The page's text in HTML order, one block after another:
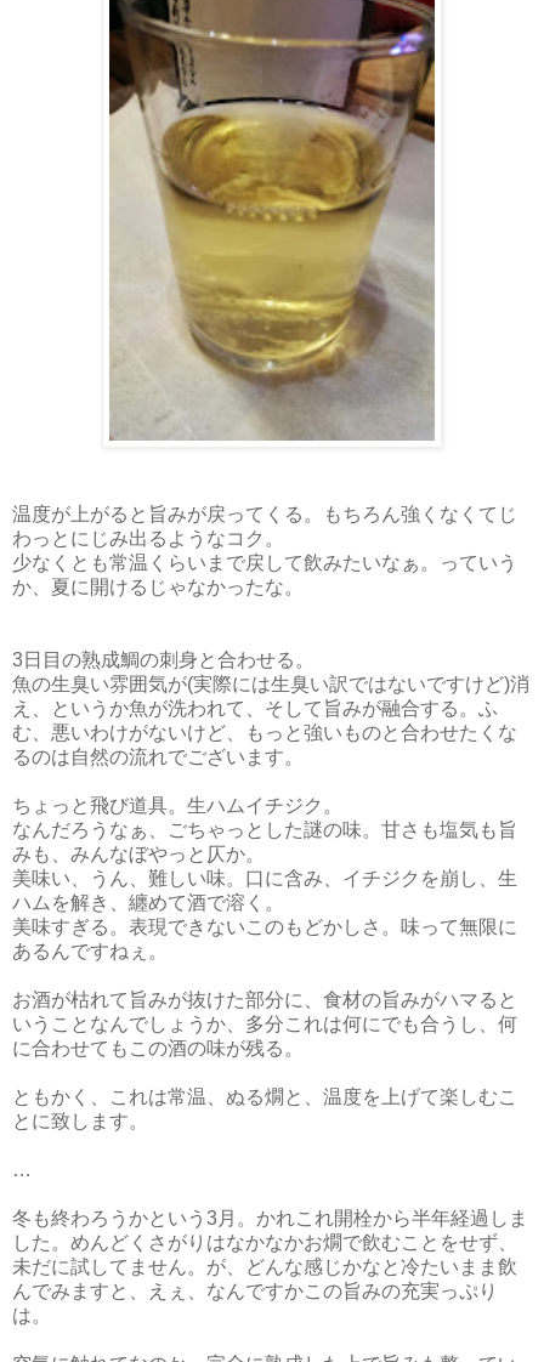
温度が上がると旨みが戻ってくる。もちろん強くなくてじ
わっとにじみ出るようなコク。
少なくとも常温くらいまで戻して飲みたいなぁ。っていう
か、夏に開けるじゃなかったな。
3日目の熟成鯛の刺身と合わせる。
魚の生臭い雰囲気が(実際には生臭い訳ではないですけど)消
え、というか魚が洗われて、そして旨みが融合する。ふ
む、悪いわけがないけど、もっと強いものと合わせたくな
るのは自然の流れでございます。
ちょっと飛び道具。生ハムイチジク。
なんだろうなぁ、ごちゃっとした謎の味。甘さも塩気も旨
みも、みんなぼやっと仄か。
美味い、うん、難しい味。口に含み、イチジクを崩し、生
ハムを解き、纏めて酒で溶く。
美味すぎる。表現できないこのもどかしさ。味って無限に
あるんですねぇ。
お酒が枯れて旨みが抜けた部分に、食材の旨みがハマると
いうことなんでしょうか、多分これは何にでも合うし、何
に合わせてもこの酒の味が残る。
ともかく、これは常温、ぬる燗と、温度を上げて楽しむこ
とに致します。
…
冬も終わろうかという3月。かれこれ開栓から半年経過しま
した。めんどくさがりはなかなかお燗で飲むことをせず、
未だに試してません。が、どんな感じかなと冷たいまま飲
んでみますと、えぇ、なんですかこの旨みの充実っぷり
は。